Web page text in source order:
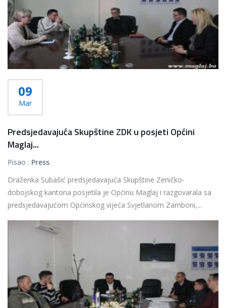
09
Mar
Predsjedavajuća Skupštine ZDK u posjeti Općini
Maglaj...
Pisao : Press
Draženka Subašić predsjedavajuća Skupštine Zeničko-
dobojskog kantona posjetila je Općinu Maglaj i razgovarala sa
predsjedavajućom Općinskog vijeća Svjetlanom Zamboni,...
Više...